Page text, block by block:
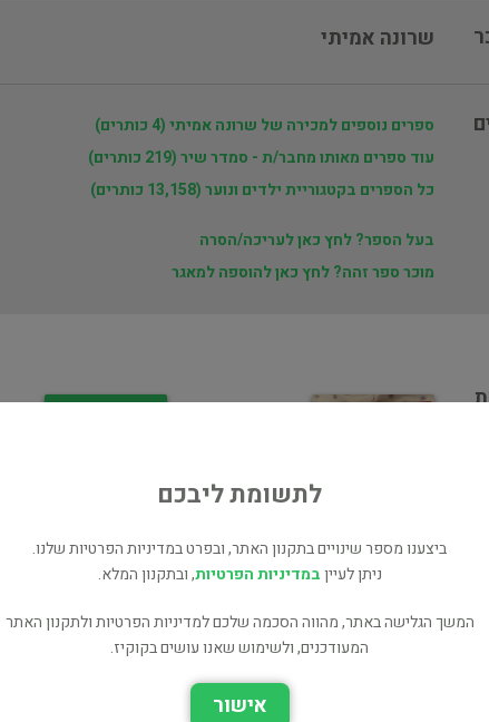
שרונה אמיתי
ספרים נוספים למכירה של שרונה אמיתי (4 כותרים)
עוד ספרים מאותו מחבר/ת - סמדר שיר (219 כותרים)
כל הספרים בקטגוריית ילדים ונוער (13,158 כותרים)
בעל הספר? לחץ כאן לעריכה/הסרה
מוכר ספר זהה? לחץ כאן להוספה למאגר
ילדים ונוער
גאליס הכוכבים של יולי
ילדים ונוער
לתשומת ליבכם
ביצענו מספר שינויים בתקנון האתר, ובפרט במדיניות הפרטיות שלנו.
ניתן לעייןבמדיניות הפרטיות, ובתקנון המלא.
המשך הגלישה באתר, מהווה הסכמה שלכם למדיניות הפרטיות ולתקנון האתר
המעודכנים, ולשימוש שאנו עושים בקוקיז.
אישור